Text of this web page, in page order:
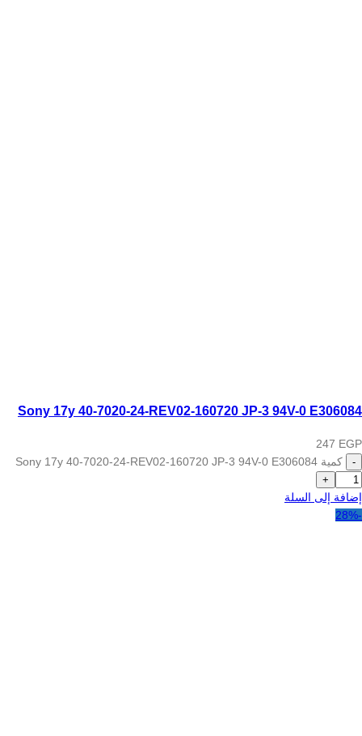
Sony 17y 40-7020-24-REV02-160720 JP-3 94V-0 E306084
247 EGP
كمية Sony 17y 40-7020-24-REV02-160720 JP-3 94V-0 E306084
إضافة إلى السلة
-28%